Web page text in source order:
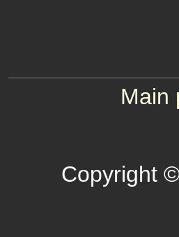
Main
Copyright